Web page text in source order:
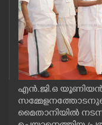
OBITUARY
NEWS 360
CASE DIARY
CINEMA
എൻ.ജി.ഒ
മൈതാനിയിൽ